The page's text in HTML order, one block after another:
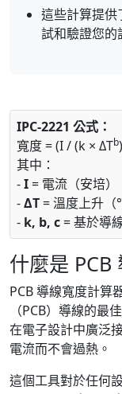
這些計算提供
試和驗證您的
IPC-2221 公式：
寬度 = (I / (k × ΔTb
其中：
-I= 電流（安培）
-ΔT= 溫度上升（
- k, b, c= 基於導
什麼是 PCB
PCB 導線寬度計算
（PCB）導線的最
在電子設計中廣泛
電流而不會過熱。
這個工具對於任何